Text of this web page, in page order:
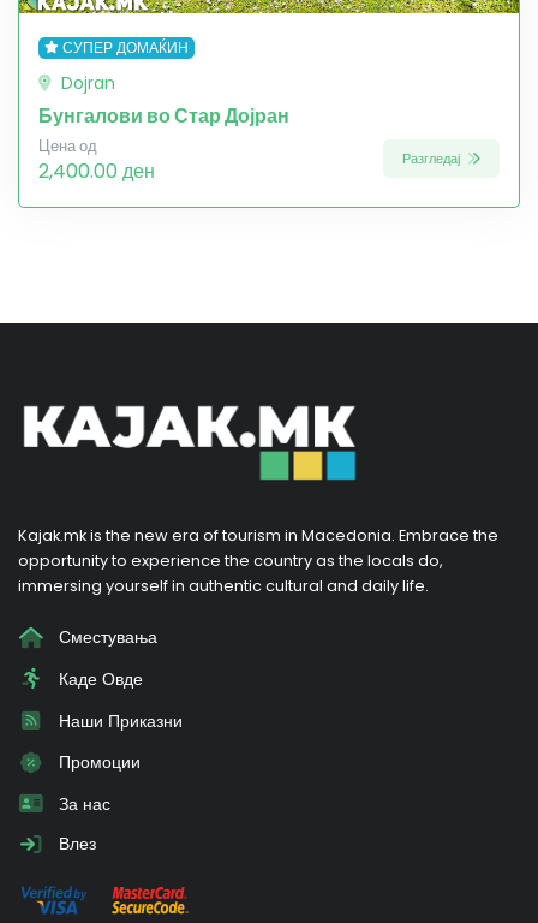
СУПЕР ДОМАЌИН
Dojran
Бунгалови во Стар Дојран
Цена од
2,400.00 ден Разгледај
Kajak.mk is the new era of tourism in Macedonia. Embrace the
opportunity to experience the country as the locals do,
immersing yourself in authentic cultural and daily life.
Сместувања
Каде Овде
Наши Приказни
Промоции
За нас
Влез